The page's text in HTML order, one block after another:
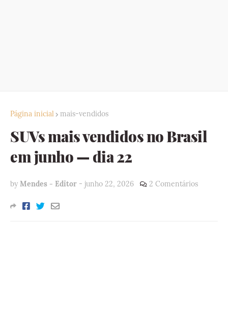
Página inicial mais-vendidos
SUVs mais vendidos no Brasil
em junho — dia 22
by Mendes - Editor - junho 22, 2026 2 Comentários